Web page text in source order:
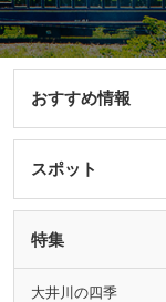
おすすめ情報
スポット
特集
大井川の四季